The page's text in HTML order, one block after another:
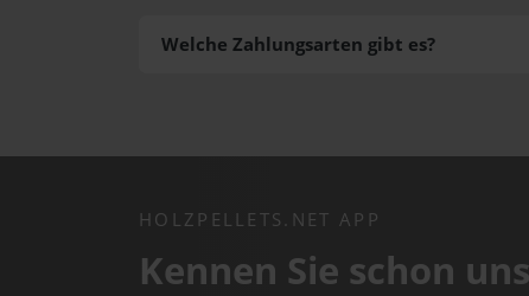
Welche Zahlungsarten gibt es?
HOLZPELLETS.NET APP
Kennen Sie schon